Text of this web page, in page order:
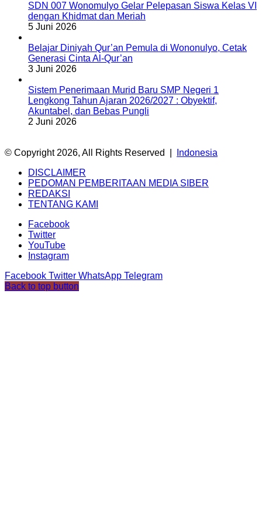
SDN 007 Wonomulyo Gelar Pelepasan Siswa Kelas VI
dengan Khidmat dan Meriah
5 Juni 2026
Belajar Diniyah Qur’an Pemula di Wononulyo, Cetak
Generasi Cinta Al-Qur’an
3 Juni 2026
Sistem Penerimaan Murid Baru SMP Negeri 1
Lengkong Tahun Ajaran 2026/2027 : Obyektif,
Akuntabel, dan Bebas Pungli
2 Juni 2026
© Copyright 2026, All Rights Reserved |
Indonesia
DISCLAIMER
PEDOMAN PEMBERITAAN MEDIA SIBER
REDAKSI
TENTANG KAMI
Facebook
Twitter
YouTube
Instagram
Facebook Twitter WhatsApp Telegram
Back to top button